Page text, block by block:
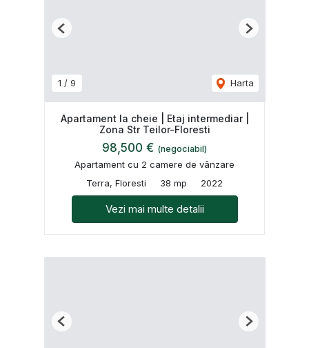
1 / 9 Harta
Previous Next
Apartament la cheie | Etaj intermediar |
Zona Str Teilor-Floresti
98,500 € (negociabil)
Apartament cu 2 camere de vânzare
Terra, Floresti
38 mp 2022
Vezi mai multe detalii
Previous Next